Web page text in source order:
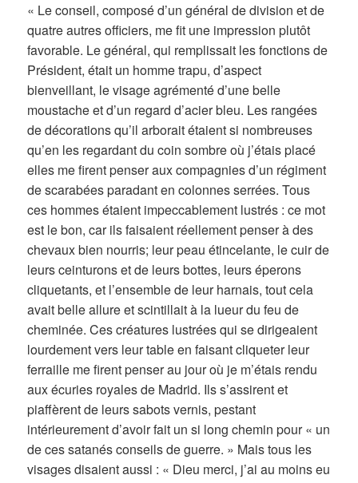
« Le conseil, composé d’un général de division et de
quatre autres officiers, me fit une impression plutôt
favorable. Le général, qui remplissait les fonctions de
Président, était un homme trapu, d’aspect
bienveillant, le visage agrémenté d’une belle
moustache et d’un regard d’acier bleu. Les rangées
de décorations qu’il arborait étaient si nombreuses
qu’en les regardant du coin sombre où j’étais placé
elles me firent penser aux compagnies d’un régiment
de scarabées paradant en colonnes serrées. Tous
ces hommes étaient impeccablement lustrés : ce mot
est le bon, car ils faisaient réellement penser à des
chevaux bien nourris; leur peau étincelante, le cuir de
leurs ceinturons et de leurs bottes, leurs éperons
cliquetants, et l’ensemble de leur harnais, tout cela
avait belle allure et scintillait à la lueur du feu de
cheminée. Ces créatures lustrées qui se dirigeaient
lourdement vers leur table en faisant cliqueter leur
ferraille me firent penser au jour où je m’étais rendu
aux écuries royales de Madrid. Ils s’assirent et
piaffèrent de leurs sabots vernis, pestant
intérieurement d’avoir fait un si long chemin pour « un
de ces satanés conseils de guerre. » Mais tous les
visages disaient aussi : « Dieu merci, j’ai au moins eu